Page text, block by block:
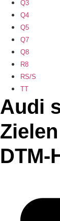
Q3
Q4
Q5
Q7
Q8
R8
RS/S
TT
Audi
DTM-